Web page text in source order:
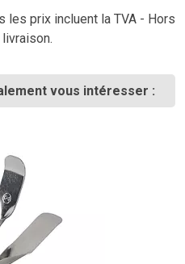
les prix incluent la TVA - Hors
vous intéresser :